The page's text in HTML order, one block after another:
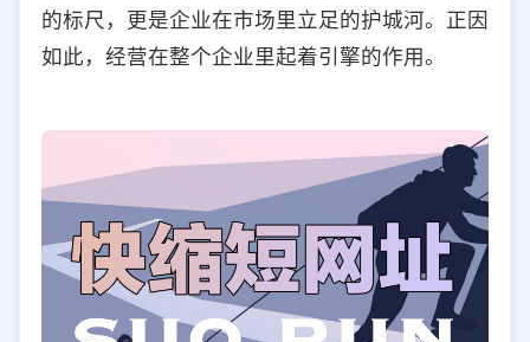
的标尺，更是企业在市场里立足的护城河。正因
如此，经营在整个企业里起着引擎的作用。